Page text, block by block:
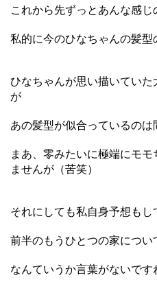
これから先ずっとあんな感
私的に今のひなちゃんの髪型
ひなちゃんが思い描いてい
が
あの髪型が似合っているのは
まあ、零みたいに極端にモ
ませんが（苦笑）
それにしても私自身予想もし
前半のもうひとつの家につい
なんていうか言葉がないです